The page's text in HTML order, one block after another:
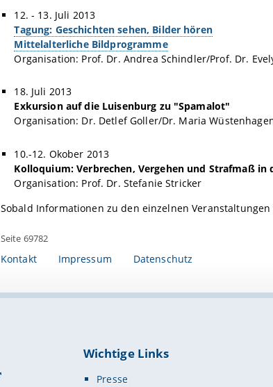
12. - 13. Juli 2013
Tagung: Geschichten sehen, Bilder hören
Mittelalterliche Bildprogramme
Organisation: Prof. Dr. Andrea Schindler/Prof. Dr.
18. Juli 2013
Exkursion auf die Luisenburg zu "Spamalot"
Organisation: Dr. Detlef Goller/Dr. Maria
10.-12. Okober 2013
Kolloquium: Verbrechen, Vergehen und Strafmaß
Organisation: Prof. Dr. Stefanie Stricker
Sobald Informationen zu den einzelnen
Seite 69782
Kontakt Impressum Datenschutz
Wichtige Links
Presse